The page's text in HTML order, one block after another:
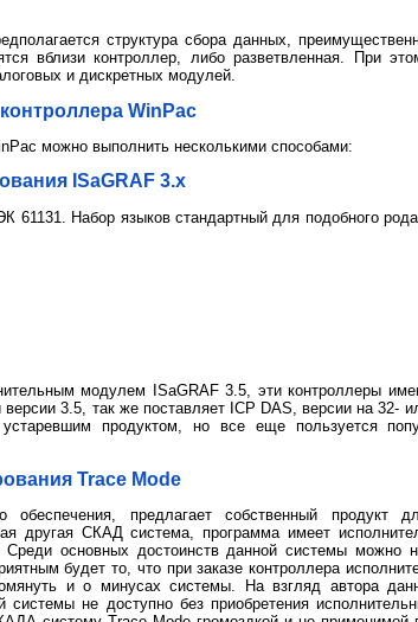
структура сбора данных,
вблизи контроллер, либо разветвленная. При
и дискретных модулей.
WinPac
можно выполнить несколькими способами:
ISaGRAF 3.x
Набор языков стандартный для подобного
модулем ISaGRAF 3.5, эти контроллеры
3.5, так же поставляет ICP DAS, версии на 32-
продуктом, но все еще пользуется
Trace Mode
обеспечения, предлагает собственный продукт
СКАД система, программа имеет
основных достоинств данной системы можно
будет то, что при заказе контроллера
и о минусах системы. На взгляд автора
не доступно без приобретения